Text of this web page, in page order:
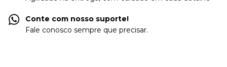
Conte com nosso suporte!
Fale conosco sempre que precisar.